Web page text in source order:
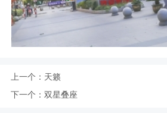
上一个： 天籁
下一个： 双星叠座